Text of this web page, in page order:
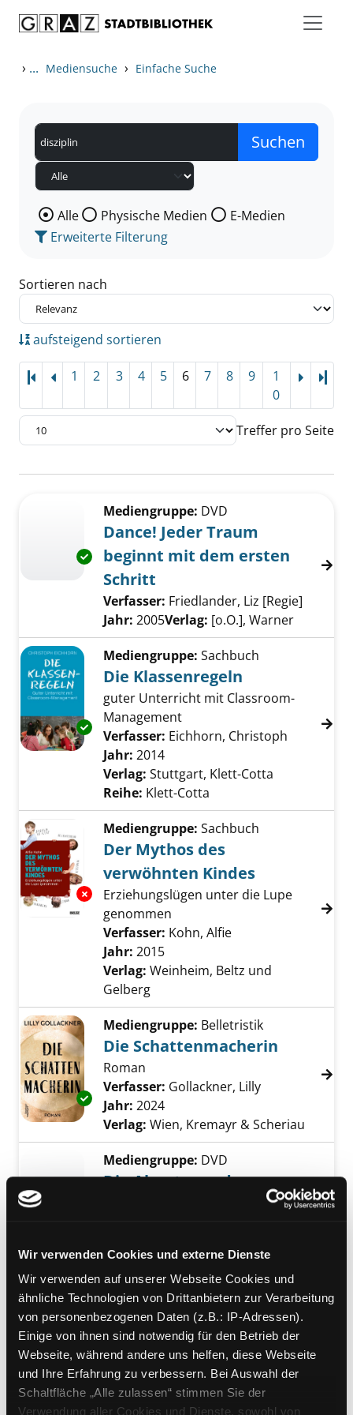
Wir verwenden Cookies und externe Dienste
Wir verwenden auf unserer Webseite Cookies und
ähnliche Technologien von Drittanbietern zur Verarbeitung
von personenbezogenen Daten (z.B.: IP-Adressen).
Einige von ihnen sind notwendig für den Betrieb der
Webseite, während andere uns helfen, diese Webseite
und Ihre Erfahrung zu verbessern. Bei Auswahl der
Schaltfläche „Alle zulassen“ stimmen Sie der
Verwendung aller Cookies und Dienste, sowohl von
› ... Mediensuche › Einfache Suche
Wählen Sie die Medienart nach der Sie suchen wollen.
Alle Physische Medien
E-Medien
Erweiterte Filterung
Sortieren nach
aufsteigend sortieren
1 2 3 4 5 6 7 8 9
1
0
Treffer pro Seite
Zu den Suchfiltern springen
Exemplar-Details von Dance! Jeder Traum
Mediengruppe: DVD
Dance! Jeder Traum
beginnt mit dem ersten
Schritt
Verfasser: Friedlander, Liz [Regie]
Jahr: 2005Verlag: [o.O.], Warner
Exemplar-Details von Die Klassenregeln
Mediengruppe: Sachbuch
Die Klassenregeln
guter Unterricht mit Classroom-
Management
Verfasser: Eichhorn, Christoph
Jahr: 2014
Verlag: Stuttgart, Klett-Cotta
Reihe: Klett-Cotta
Exemplar-Details von Der Mythos des
Mediengruppe: Sachbuch
Der Mythos des
verwöhnten Kindes
Erziehungslügen unter die Lupe
genommen
Verfasser: Kohn, Alfie
Jahr: 2015
Verlag: Weinheim, Beltz und
Gelberg
Exemplar-Details von Die Schattenmacherin
Mediengruppe: Belletristik
Die Schattenmacherin
Roman
Verfasser: Gollackner, Lilly
Jahr: 2024
Verlag: Wien, Kremayr & Scheriau
Exemplar-Details von Die Abenteuer des
Mediengruppe: DVD
Die Abenteuer des
Verlag: [o.O.], Koch Media GmbH
Exemplar-Details von Das Paläo-Prinzip
Mediengruppe:Sachbuch
Das Paläo-Prinzip der
gesunden Ernährung im
Ausdauersport
Verfasser:Cordain, Loren;Friel, Joe
Jahr:2011